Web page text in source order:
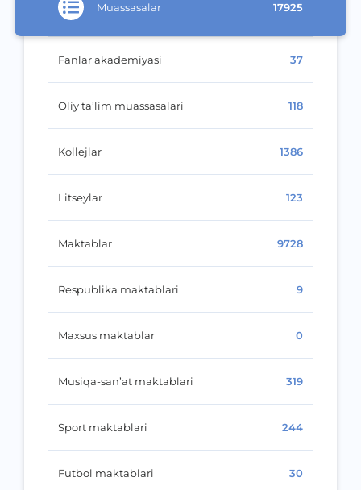
Muassasalar 17925
Fanlar akademiyasi 37
Oliy ta’lim muassasalari 118
Kollejlar 1386
Litseylar 123
Maktablar 9728
Respublika maktablari 9
Maxsus maktablar 0
Musiqa-san’at maktablari 319
Sport maktablari 244
Futbol maktablari 30